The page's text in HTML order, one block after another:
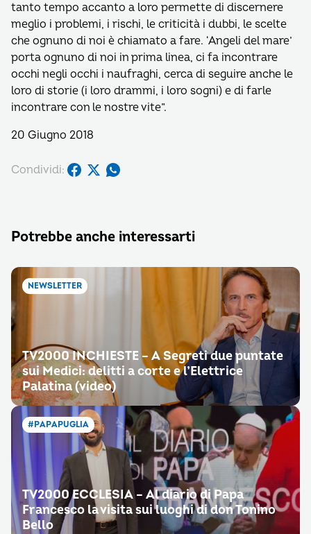
tanto tempo accanto a loro permette di discernere
meglio i problemi, i rischi, le criticità i dubbi, le scelte
che ognuno di noi è chiamato a fare. ‘Angeli del mare’
porta ognuno di noi in prima linea, ci fa incontrare
occhi negli occhi i naufraghi, cerca di seguire anche le
loro di storie (i loro drammi, i loro sogni) e di farle
incontrare con le nostre vite”.
20 Giugno 2018
Condividi:
Potrebbe anche interessarti
NEWSLETTER
TV2000 INCHIESTE – A Segreti due puntate
sui Medici: delitti a corte e l’Elettrice
Palatina (video)
#PAPAPUGLIA
TV2000 ECCLESIA – Al diario di Papa
Francesco la visita sui luoghi di don Tonino
Bello